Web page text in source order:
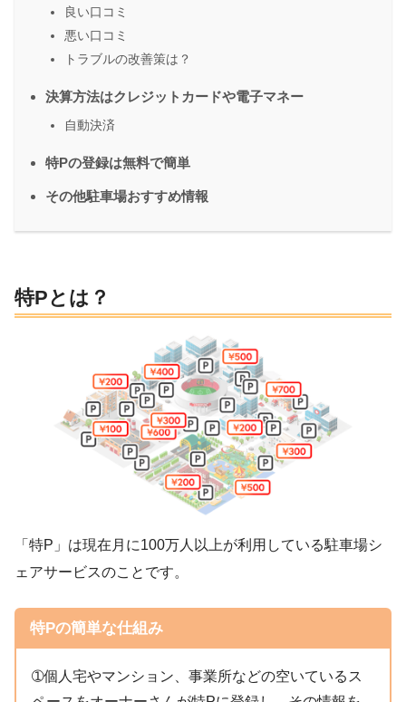
良い口コミ
悪い口コミ
トラブルの改善策は？
決算方法はクレジットカードや電子マネー
自動決済
特Pの登録は無料で簡単
その他駐車場おすすめ情報
特Pとは？
「特P」は現在月に100万人以上が利用している駐車場シ
ェアサービスのことです。
特Pの簡単な仕組み
➀個人宅やマンション、事業所などの空いているス